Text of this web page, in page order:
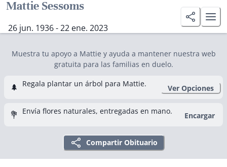
Mattie Sessoms
26 jun. 1936 - 22 ene. 2023
Muestra tu apoyo a Mattie y ayuda a mantener nuestra web
gratuita para las familias en duelo.
🌲 Regala plantar un árbol para Mattie. Ver Opciones
💐 Envía flores naturales, entregadas en mano. Encargar
Compartir Obituario